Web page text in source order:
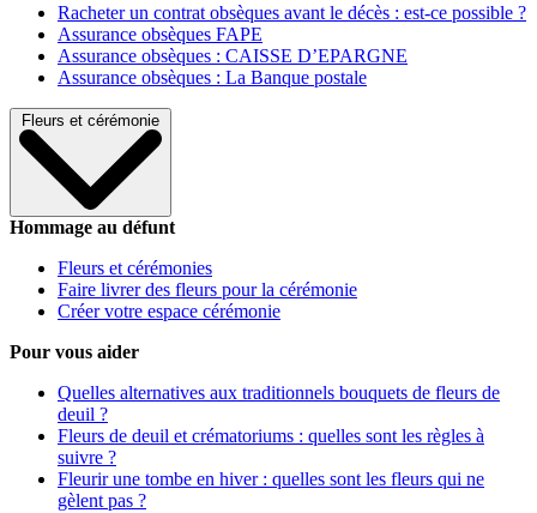
Racheter un contrat obsèques avant le décès : est-ce possible ?
Assurance obsèques FAPE
Assurance obsèques : CAISSE D’EPARGNE
Assurance obsèques : La Banque postale
Fleurs et cérémonie
Hommage au défunt
Fleurs et cérémonies
Faire livrer des fleurs pour la cérémonie
Créer votre espace cérémonie
Pour vous aider
Quelles alternatives aux traditionnels bouquets de fleurs de
deuil ?
Fleurs de deuil et crématoriums : quelles sont les règles à
suivre ?
Fleurir une tombe en hiver : quelles sont les fleurs qui ne
gèlent pas ?